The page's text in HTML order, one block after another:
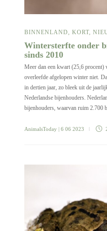
BINNENLAND, KORT,
Wintersterfte onder
sinds 2010
Meer dan een kwart (25,6 procent)
overleefde afgelopen winter niet.
in dertien jaar, zo bleek uit de
Nederlandse bijenhouders.
bijenhouders, waarvan ruim 2.700
AnimalsToday | 6 06 2023